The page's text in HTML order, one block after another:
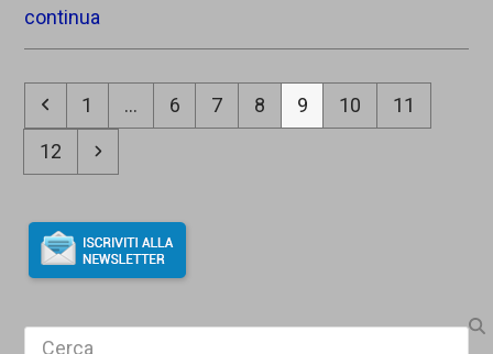
continua
Precedente
Pagina
1 … Pagina
6 Pagina
7 Pagina
8 Pagina
9 Pagina
10 Pagina
11
Pagina
12
Search